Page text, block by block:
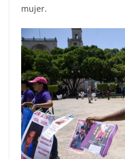
mujer.